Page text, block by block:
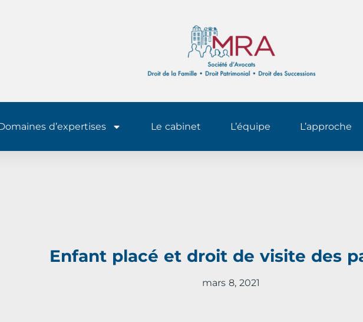
d’expertises Le cabinet L’équipe L’approche
Enfant placé et droit de visite des
mars 8, 2021